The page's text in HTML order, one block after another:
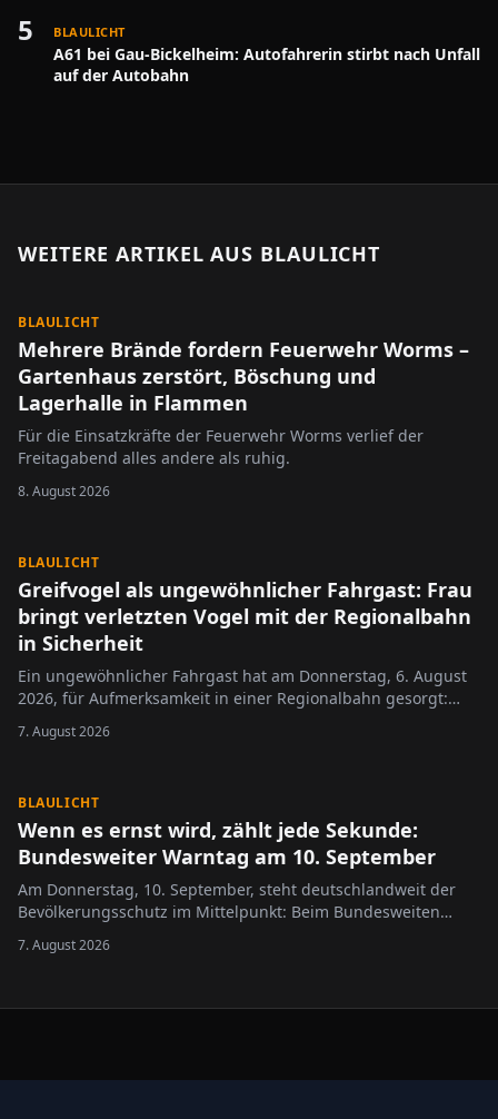
5 BLAULICHT
A61 bei Gau-Bickelheim: Autofahrerin stirbt nach Unfall
auf der Autobahn
WEITERE ARTIKEL AUS BLAULICHT
BLAULICHT
Mehrere Brände fordern Feuerwehr Worms –
Gartenhaus zerstört, Böschung und
Lagerhalle in Flammen
Für die Einsatzkräfte der Feuerwehr Worms verlief der
Freitagabend alles andere als ruhig.
8. August 2026
BLAULICHT
Greifvogel als ungewöhnlicher Fahrgast: Frau
bringt verletzten Vogel mit der Regionalbahn
in Sicherheit
Ein ungewöhnlicher Fahrgast hat am Donnerstag, 6. August
2026, für Aufmerksamkeit in einer Regionalbahn gesorgt:
sie das Tier am Vormittag mutmaßlich flugunfähig auf einem
7. August 2026
BLAULICHT
Wenn es ernst wird, zählt jede Sekunde:
Bundesweiter Warntag am 10. September
Am Donnerstag, 10. September, steht deutschlandweit der
Bevölkerungsschutz im Mittelpunkt: Beim Bundesweiten
ihre Warnsysteme für Krisen- und Katastrophenfälle.
7. August 2026